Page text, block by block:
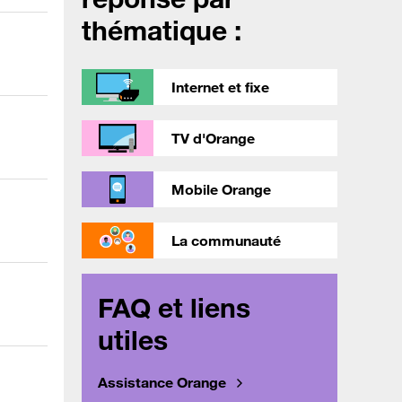
thématique :
Internet et fixe
TV d'Orange
Mobile Orange
La communauté
FAQ et liens
utiles
Assistance Orange